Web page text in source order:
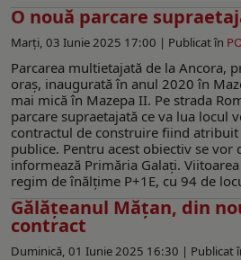
O nouă parcare
Marți, 03 Iunie 2025 17:00 | Publicat în
Parcarea multietajată de la Ancora,
oraș, inaugurată în anul 2020 în
mai mică în Mazepa II. Pe strada
parcare supraetajată ce va lua locul
contractul de construire fiind
publice. Pentru acest obiectiv se vor
informează Primăria Galați.
regim de înălțime P+1E, cu 94 de
Gălățeanul Mățan, din
contract
Duminică, 01 Iunie 2025 16:30 | Publicat